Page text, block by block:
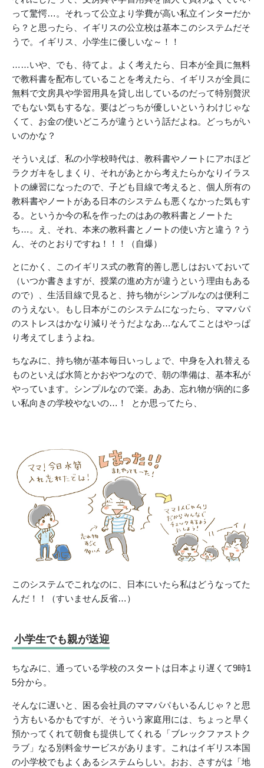
って驚愕…。それって公立より学費が高い私立インターだか
ら？と思ったら、イギリスの公立校は基本このシステムだそ
うで。イギリス、小学生に優しいな～！！
……いや、でも、待てよ。よく考えたら、日本が全員に無料
で教科書を配布していることを考えたら、イギリスが全員に
無料で文房具や学習用具を貸し出しているのだって特別贅沢
でもない気もするな。要はどっちが優しいというわけじゃな
くて、お金の使いどころが違うという話だよね。どっちがい
いのかな？
そういえば、私の小学校時代は、教科書やノートにアホほど
ラクガキをしまくり、それがあとから考えたらかなりイラス
トの練習になったので、子ども目線で考えると、個人所有の
教科書やノートがある日本のシステムも悪くなかった気もす
る。というか今の私を作ったのはあの教科書とノートた
ち…。え、それ、本来の教科書とノートの使い方と違う？う
ん、そのとおりですね！！！（自爆）
とにかく、このイギリス式の教育的善し悪しはおいておいて
（いつか書きますが、授業の進め方が違うという理由もある
ので）、生活目線で見ると、持ち物がシンプルなのは便利こ
のうえない。もし日本がこのシステムになったら、ママパパ
のストレスはかなり減りそうだよなあ…なんてことはやっぱ
り考えてしまうよね。
ちなみに、持ち物が基本毎日いっしょで、中身を入れ替える
ものといえば水筒とかおやつなので、朝の準備は、基本私が
やっています。シンプルなので楽。ああ、忘れ物が病的に多
い私向きの学校やないの…！ とか思ってたら、
このシステムでこれなのに、日本にいたら私はどうなってた
んだ！！（すいません反省…）
小学生でも親が送迎
ちなみに、通っている学校のスタートは日本より遅くて9時1
5分から。
そんなに遅いと、困る会社員のママパパもいるんじゃ？と思
う方もいるかもですが、そういう家庭用には、ちょっと早く
預かってくれて朝食も提供してくれる「ブレックファストク
ラブ」なる別料金サービスがあります。これはイギリス本国
の小学校でもよくあるシステムらしい。おお、さすがは「地